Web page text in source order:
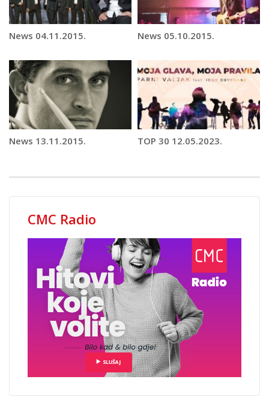
News 04.11.2015. News 05.10.2015.
News 13.11.2015. TOP 30 12.05.2023.
CMC Radio